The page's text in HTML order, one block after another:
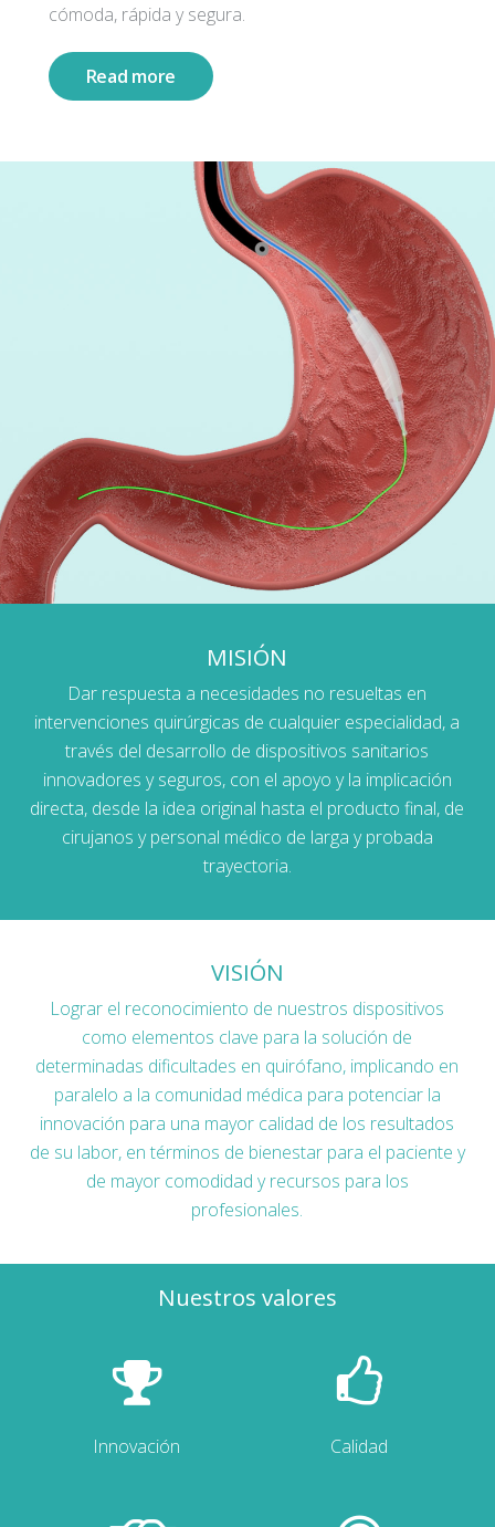
cómoda, rápida y segura.
Read more
MISIÓN
Dar respuesta a necesidades no resueltas en
intervenciones quirúrgicas de cualquier especialidad, a
través del desarrollo de dispositivos sanitarios
innovadores y seguros, con el apoyo y la implicación
directa, desde la idea original hasta el producto final, de
cirujanos y personal médico de larga y probada
trayectoria.
VISIÓN
Lograr el reconocimiento de nuestros dispositivos
como elementos clave para la solución de
determinadas dificultades en quirófano, implicando en
paralelo a la comunidad médica para potenciar la
innovación para una mayor calidad de los resultados
de su labor, en términos de bienestar para el paciente y
de mayor comodidad y recursos para los
profesionales.
Nuestros valores
Innovación Calidad